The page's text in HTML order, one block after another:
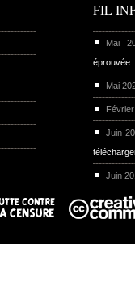
FIL
Mai
éprouvée
Mai
Juin
Juin